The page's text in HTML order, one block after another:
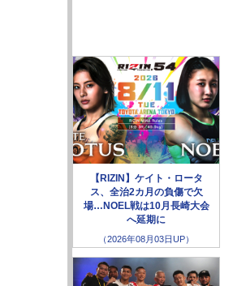
【RIZIN】ケイト・ロータ
ス、全治2カ月の負傷で欠
場…NOEL戦は10月長崎大会
へ延期に
（2026年08月03日UP）